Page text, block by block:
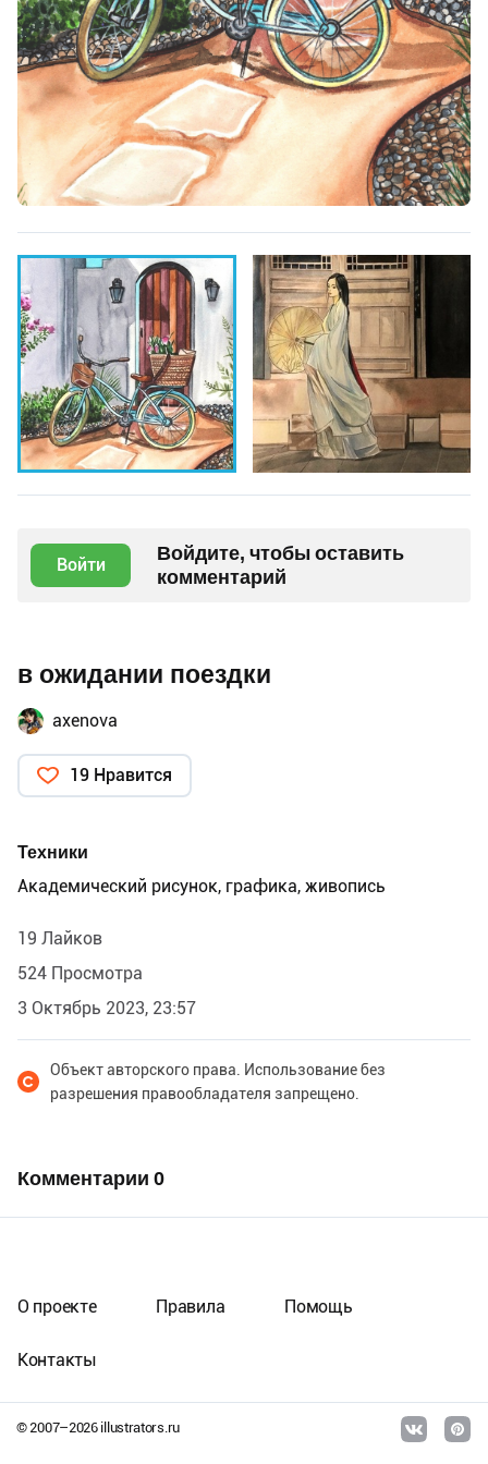
Войти
Войдите, чтобы оставить
комментарий
в ожидании поездки
axenova
19 Нравится
Техники
Академический рисунок, графика, живопись
19 Лайков
524 Просмотра
3 Октябрь 2023, 23:57
Объект авторского права. Использование без
разрешения правообладателя запрещено.
Комментарии 0
© 2007–2026illustrators.ru
О проекте Правила Помощь
Контакты